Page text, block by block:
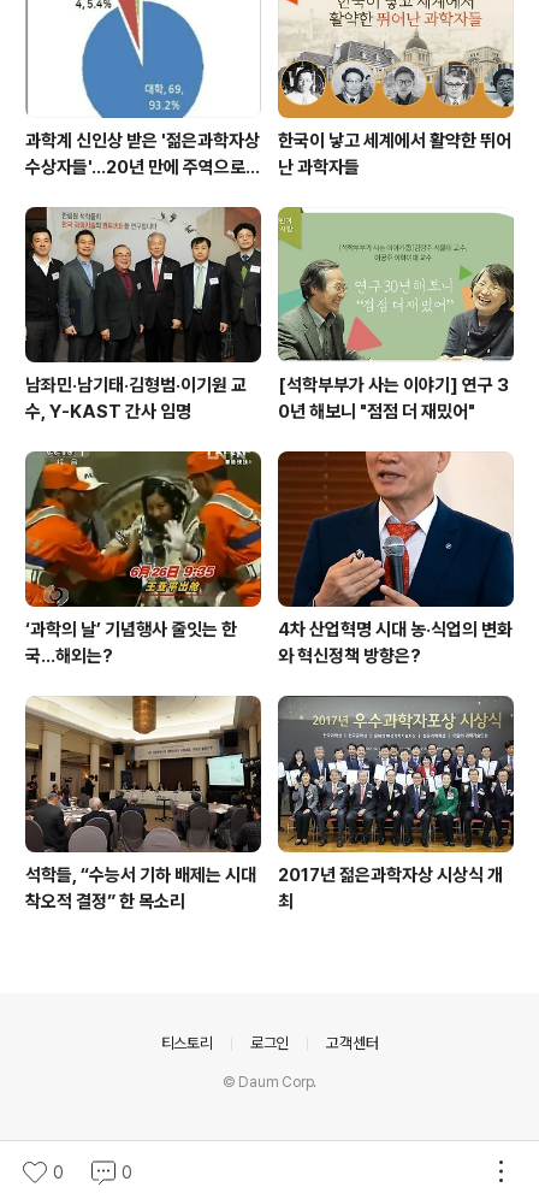
인 인문 및 사회과학 연구개발기관인 한국연구재단은 201
7 노벨프라이..
과학계 신인상 받은 '젊은과학자상
수상자들'…20년 만에 주역으로
한국이 낳고 세계에서 활약한 뛰어
난 과학자들
남좌민·남기태·김형범·이기원 교
수, Y-KAST 간사 임명
[석학부부가 사는 이야기] 연구 3
0년 해보니 "점점 더 재밌어"
‘과학의 날’ 기념행사 줄잇는 한
국…해외는?
4차 산업혁명 시대 농·식업의 변화
와 혁신정책 방향은?
석학들, “수능서 기하 배제는 시대
착오적 결정” 한 목소리
2017년 젊은과학자상 시상식 개
최
0 0
티스토리 로그인 고객센터
© Daum Corp.